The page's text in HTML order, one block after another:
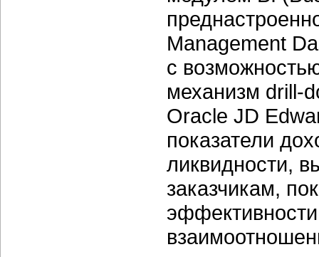
Management
с
механизм drill-
Oracle JD
показатели
ликвидности,
заказчикам,